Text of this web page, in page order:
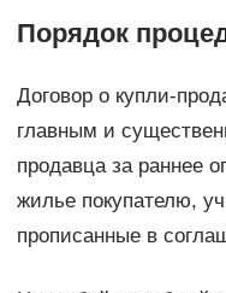
Порядок
Договор о купли-
главным и
продавца за раннее
жилье покупателю,
прописанные в